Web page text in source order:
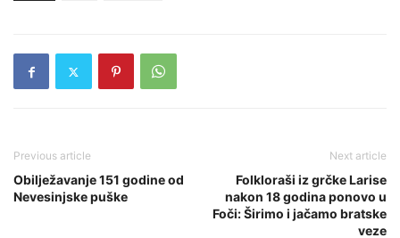
Previous article
Obilježavanje 151 godine od
Nevesinjske puške
Next article
Folkloraši iz grčke Larise
nakon 18 godina ponovo u
Foči: Širimo i jačamo bratske
veze